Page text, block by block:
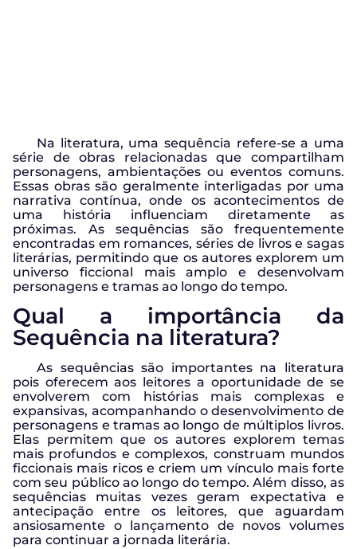
Na literatura, uma sequência refere-se a uma
série de obras relacionadas que compartilham
personagens, ambientações ou eventos comuns.
Essas obras são geralmente interligadas por uma
narrativa contínua, onde os acontecimentos de
uma história influenciam diretamente as
próximas. As sequências são frequentemente
encontradas em romances, séries de livros e sagas
literárias, permitindo que os autores explorem um
universo ficcional mais amplo e desenvolvam
personagens e tramas ao longo do tempo.
Qual a importância da
Sequência na literatura?
As sequências são importantes na literatura
pois oferecem aos leitores a oportunidade de se
envolverem com histórias mais complexas e
expansivas, acompanhando o desenvolvimento de
personagens e tramas ao longo de múltiplos livros.
Elas permitem que os autores explorem temas
mais profundos e complexos, construam mundos
ficcionais mais ricos e criem um vínculo mais forte
com seu público ao longo do tempo. Além disso, as
sequências muitas vezes geram expectativa e
antecipação entre os leitores, que aguardam
ansiosamente o lançamento de novos volumes
para continuar a jornada literária.